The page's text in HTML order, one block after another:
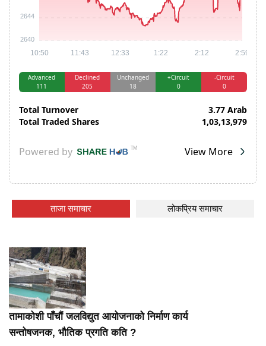
ताजा समाचार लोकप्रिय समाचार
तामाकोशी पाँचौं जलविद्युत आयोजनाको निर्माण कार्य
सन्तोषजनक, भौतिक प्रगति कति ?